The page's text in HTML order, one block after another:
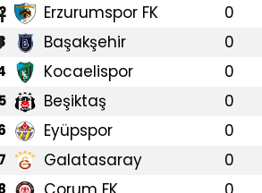
Erzurumspor FK 0
Başakşehir 0
Kocaelispor 0
Beşiktaş 0
Eyüpspor 0
Galatasaray 0